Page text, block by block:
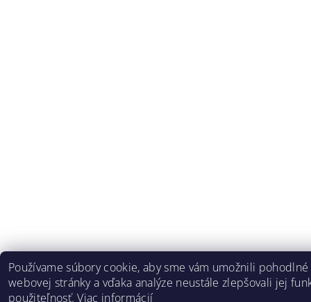
Používame súbory cookie, aby sme vám umožnili
webovej stránky a vďaka analýze neustále zlepšovali jej
použiteľnosť.Viac informácií